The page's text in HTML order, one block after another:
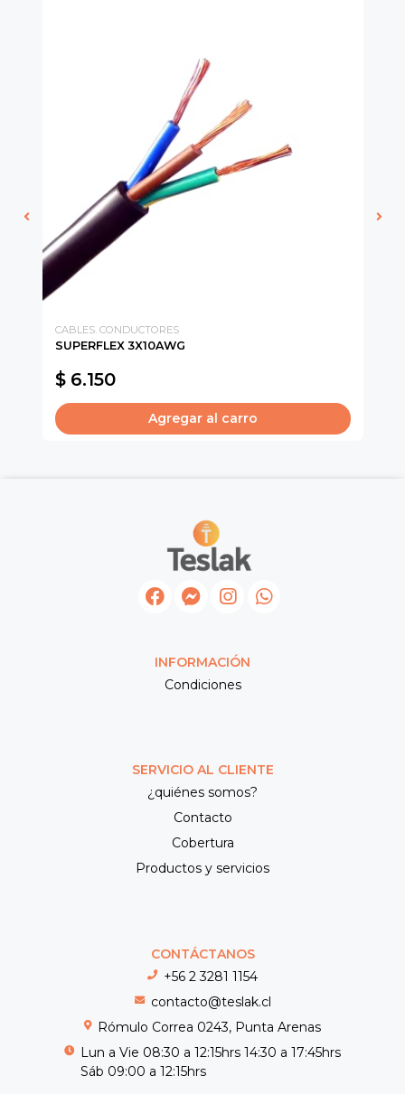
CABLES. CONDUCTORES
SUPERFLEX 3X10AWG
$ 6.150
Agregar al carro
INFORMACIÓN
Condiciones
SERVICIO AL CLIENTE
¿quiénes somos?
Contacto
Cobertura
Productos y servicios
CONTÁCTANOS
+56 2 3281 1154
contacto@teslak.cl
Rómulo Correa 0243, Punta Arenas
Lun a Vie 08:30 a 12:15hrs 14:30 a 17:45hrs
Sáb 09:00 a 12:15hrs